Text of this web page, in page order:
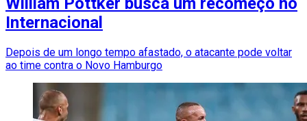
Internacional
Depois de um longo tempo afastado, o atacante pode voltar
ao time contra o Novo Hamburgo